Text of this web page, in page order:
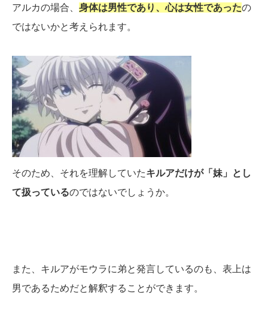
アルカの場合、 身体は男性であり、心は女性であったの
ではないかと考えられます。
そのため、それを理解していたキルアだけが「妹」とし
て扱っているのではないでしょうか。
また、キルアがモウラに弟と発言しているのも、表上は
男であるためだと解釈することができます。